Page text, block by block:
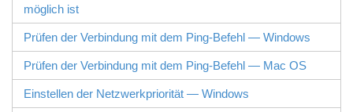
möglich ist
Prüfen der Verbindung mit dem Ping-Befehl — Windows
Prüfen der Verbindung mit dem Ping-Befehl — Mac OS
Einstellen der Netzwerkpriorität — Windows